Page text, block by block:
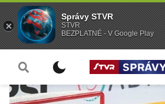
Správy STVR
STVR
BEZPLATNÉ - V Google Play